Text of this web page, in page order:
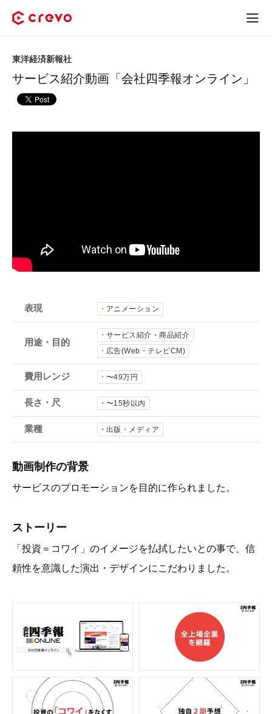
Crevoとは
採用コンテンツ制作
お役立ち情報
会社概要
採用情報
- 動画に関するご相談はこちら -
お問合わせ・無料見積もり
資料ダウンロード
サービス紹介動画「会社四季報オンライン」
東洋経済新報社
表現 アニメーション
用途・目的
サービス紹介・商品紹介
広告(Web・テレビCM)
費用レンジ 〜49万円
長さ・尺 〜15秒以内
業種 出版・メディア
動画制作の背景
サービスのプロモーションを目的に作られました。
ストーリー
「投資＝コワイ」のイメージを払拭したいとの事で、信
頼性を意識した演出・デザインにこだわりました。